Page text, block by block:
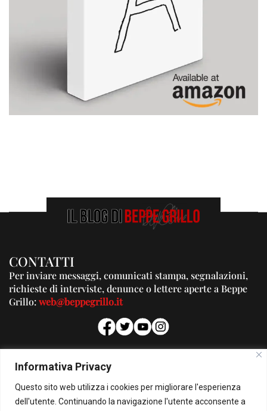
Informativa Privacy
Questo sito web utilizza i cookies per migliorare l'esperienza
dell'utente. Continuando la navigazione l'utente acconsente a
CONTATTI
Per inviare messaggi, comunicati stampa, segnalazioni,
richieste di interviste, denunce o lettere aperte a Beppe
Grillo:web@beppegrillo.it
PUBBLICITA'
Per la tua pubblicità su questo Blog:
pubblicita@beppegrillo.it